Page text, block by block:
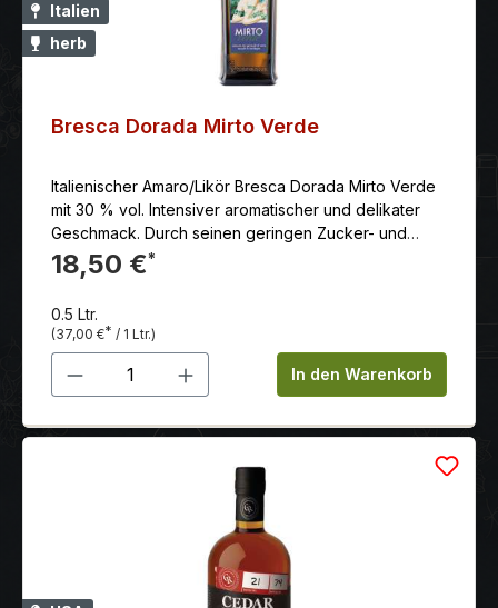
Italien
herb
Bresca Dorada Mirto Verde
Italienischer Amaro/Likör Bresca Dorada Mirto Verde
mit 30 % vol. Intensiver aromatischer und delikater
Geschmack. Durch seinen geringen Zucker- und
Alkoholgehalt eignet er sich nicht nur als Digestif,
sondern zu vielen Gelegenheiten.
18,50 €*
0.5 Ltr.
(37,00 €* / 1 Ltr.)
Produkt Anzahl: Gib denIn den Warenkorb